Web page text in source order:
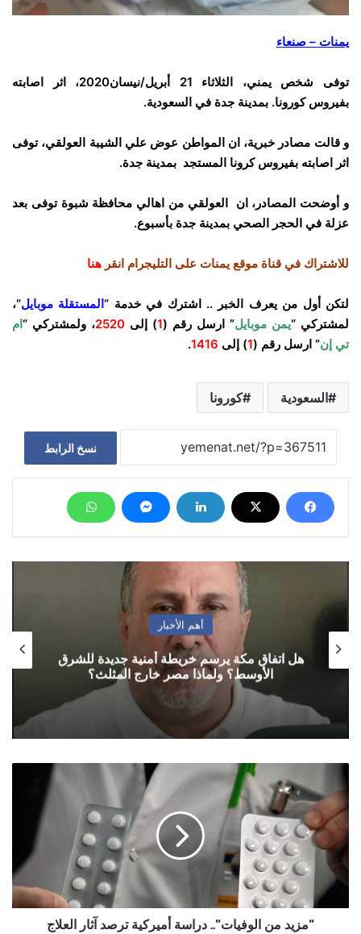
يمنات – صنعاء
توفى شخص يمني، الثلاثاء 21 أبريل/نيسان2020، اثر اصابته
بفيروس كورونا. بمدينة جدة في السعودية.
و قالت مصادر خبرية، ان المواطن عوض علي الشيبة العولقي، توفى
اثر اصابته بفيروس كرونا المستجد بمدينة جدة.
و أوضحت المصادر، ان العولقي من اهالي محافظة شبوة توفى بعد
عزلة في الحجر الصحي بمدينة جدة بأسبوع.
للاشتراك في قناة موقع يمنات على التليجرام انقر هنا
لتكن أول من يعرف الخبر .. اشترك في خدمة “المستقلة موبايل“،
لمشتركي “يمن موبايل” ارسل رقم (1) إلى 2520، ولمشتركي “ام
تي إن” ارسل رقم (1) إلى 1416
.
السعودية كورونا
نسخ الرابط
أهم الأخبار
هل اتفاق مكة يرسم خريطة أمنية جديدة للشرق
الأوسط؟ ولماذا مصر خارج المثلث؟
الوفيات"..
دراسة
أميركية
ترصد
العلاج
بالكلوروكوين
"مزيد من الوفيات".. دراسة أميركية ترصد آثار العلاج